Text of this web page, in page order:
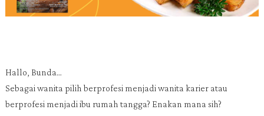
Hallo, Bunda...
Sebagai wanita pilih berprofesi menjadi wanita karier atau
berprofesi menjadi ibu rumah tangga? Enakan mana sih?